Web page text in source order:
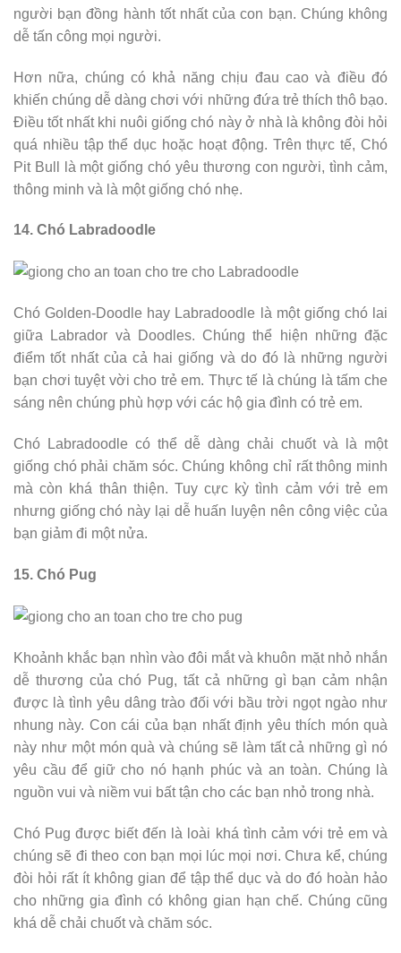
người bạn đồng hành tốt nhất của con bạn. Chúng không
dễ tấn công mọi người.
Hơn nữa, chúng có khả năng chịu đau cao và điều đó
khiến chúng dễ dàng chơi với những đứa trẻ thích thô bạo.
Điều tốt nhất khi nuôi giống chó này ở nhà là không đòi hỏi
quá nhiều tập thể dục hoặc hoạt động. Trên thực tế, Chó
Pit Bull là một giống chó yêu thương con người, tình cảm,
thông minh và là một giống chó nhẹ.
14. Chó Labradoodle
Chó Golden-Doodle hay Labradoodle là một giống chó lai
giữa Labrador và Doodles. Chúng thể hiện những đặc
điểm tốt nhất của cả hai giống và do đó là những người
bạn chơi tuyệt vời cho trẻ em. Thực tế là chúng là tấm che
sáng nên chúng phù hợp với các hộ gia đình có trẻ em.
Chó Labradoodle có thể dễ dàng chải chuốt và là một
giống chó phải chăm sóc. Chúng không chỉ rất thông minh
mà còn khá thân thiện. Tuy cực kỳ tình cảm với trẻ em
nhưng giống chó này lại dễ huấn luyện nên công việc của
bạn giảm đi một nửa.
15. Chó Pug
Khoảnh khắc bạn nhìn vào đôi mắt và khuôn mặt nhỏ nhắn
dễ thương của chó Pug, tất cả những gì bạn cảm nhận
được là tình yêu dâng trào đối với bầu trời ngọt ngào như
nhung này. Con cái của bạn nhất định yêu thích món quà
này như một món quà và chúng sẽ làm tất cả những gì nó
yêu cầu để giữ cho nó hạnh phúc và an toàn. Chúng là
nguồn vui và niềm vui bất tận cho các bạn nhỏ trong nhà.
Chó Pug được biết đến là loài khá tình cảm với trẻ em và
chúng sẽ đi theo con bạn mọi lúc mọi nơi. Chưa kể, chúng
đòi hỏi rất ít không gian để tập thể dục và do đó hoàn hảo
cho những gia đình có không gian hạn chế. Chúng cũng
khá dễ chải chuốt và chăm sóc.